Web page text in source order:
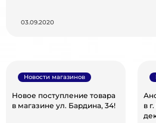
03.09.2020
Новое поступление товара
в магазине ул. Бардина, 34!
Новости магазинов
в